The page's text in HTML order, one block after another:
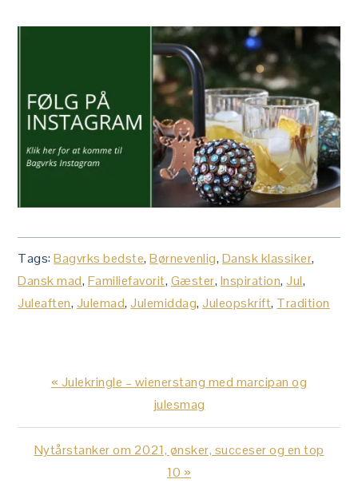
Tags:Bagvrks bedste,Børnevenlig, Dansk klassiker,
Dansk mad, Familiefavorit, Gæster, Inspiration,Jul,
Juleaften, Julemad,Julemiddag,Juleopskrift, Tradition
Previous
« Julekringle – wienerstang med marcipan og
julesmag
Next
Nytårstanker om 2021, ønsker, succeser og en top
10 »